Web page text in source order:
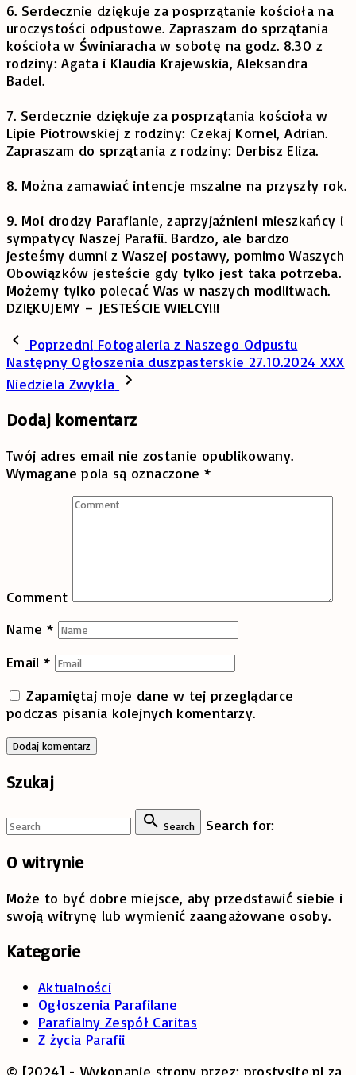
6. Serdecznie dziękuje za posprzątanie kościoła na
uroczystości odpustowe. Zapraszam do sprzątania
kościoła w Świniaracha w sobotę na godz. 8.30 z
rodziny: Agata i Klaudia Krajewskia, Aleksandra
Badel.
7. Serdecznie dziękuje za posprzątania kościoła w
Lipie Piotrowskiej z rodziny: Czekaj Kornel, Adrian.
Zapraszam do sprzątania z rodziny: Derbisz Eliza.
8. Można zamawiać intencje mszalne na przyszły rok.
9. Moi drodzy Parafianie, zaprzyjaźnieni mieszkańcy i
sympatycy Naszej Parafii. Bardzo, ale bardzo
jesteśmy dumni z Waszej postawy, pomimo Waszych
Obowiązków jesteście gdy tylko jest taka potrzeba.
Możemy tylko polecać Was w naszych modlitwach.
DZIĘKUJEMY – JESTEŚCIE WIELCY!!!
Poprzedni Fotogaleria z Naszego Odpustu
Następny Ogłoszenia duszpasterskie 27.10.2024 XXX
Niedziela Zwykła
Dodaj komentarz
Twój adres email nie zostanie opublikowany.
Wymagane pola są oznaczone *
Comment
Name *
Email*
Zapamiętaj moje dane w tej przeglądarce
podczas pisania kolejnych komentarzy.
Szukaj
Search Search for:
O witrynie
Może to być dobre miejsce, aby przedstawić siebie i
swoją witrynę lub wymienić zaangażowane osoby.
Kategorie
Aktualności
Ogłoszenia Parafilane
Parafialny Zespół Caritas
Z życia Parafii
© [2024] - Wykonanie strony przez: prostysite.pl za